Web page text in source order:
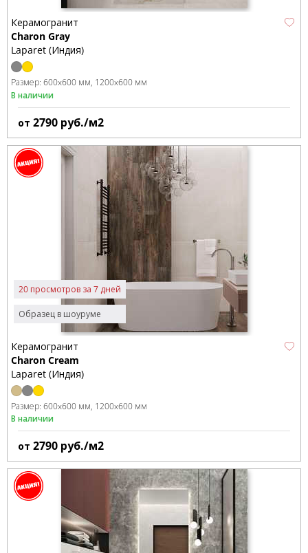
Керамогранит
Charon Gray
Laparet (Индия)
Размер: 600x600 мм 1200x600 мм
В наличии
от 2790 руб./м2
Образец в шоуруме
20 просмотров за 7 дней
Керамогранит
Charon Cream
Laparet (Индия)
Размер: 600x600 мм 1200x600 мм
В наличии
от 2790 руб./м2